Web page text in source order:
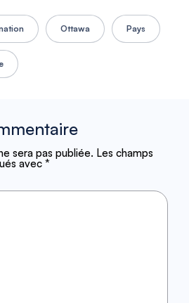
Ottawa Pays
sera pas publiée. Les champs
avec *